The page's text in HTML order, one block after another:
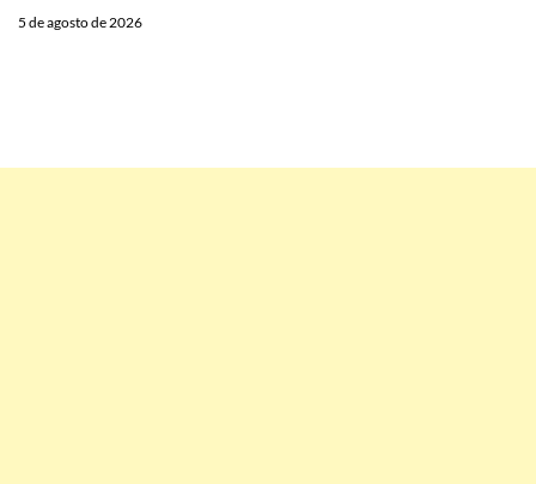
5 de agosto de 2026